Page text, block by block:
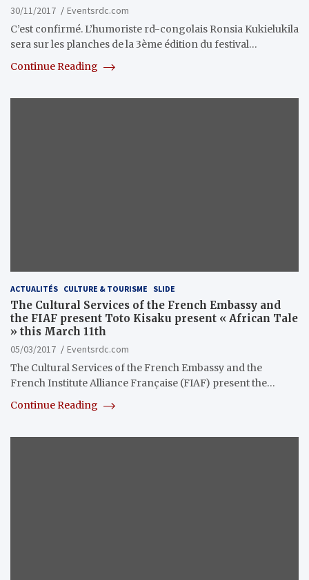
30/11/2017
Eventsrdc.com
C’est confirmé. L’humoriste rd-congolais Ronsia Kukielukila
sera sur les planches de la 3ème édition du festival…
Continue Reading
ACTUALITÉS CULTURE & TOURISME SLIDE
The Cultural Services of the French Embassy and
the FIAF present Toto Kisaku present « African Tale
» this March 11th
05/03/2017
Eventsrdc.com
The Cultural Services of the French Embassy and the
French Institute Alliance Française (FIAF) present the…
Continue Reading